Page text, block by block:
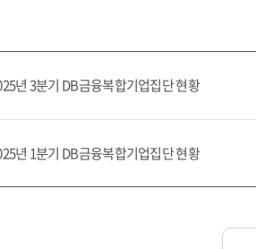
년 3분기 DB금융복합기업집단 현황
년 1분기 DB금융복합기업집단 현황